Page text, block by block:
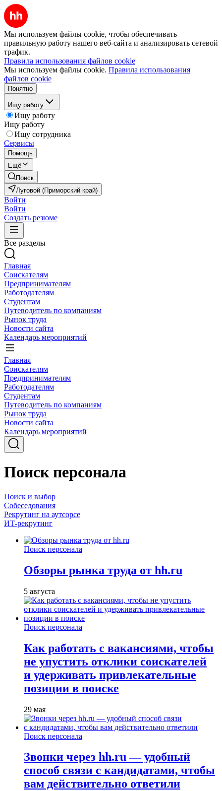
Мы используем файлы cookie, чтобы обеспечивать
правильную работу нашего веб-сайта и анализировать сетевой
трафик.
Правила использования файлов cookie
Мы используем файлы cookie. Правила использования
файлов cookie
Понятно
Ищу работу
Ищу работу
Ищу работу
Ищу сотрудника
Сервисы
Помощь
Ещё
Поиск
Луговой (Приморский край)
Войти
Войти
Создать резюме
Все разделы
Главная
Соискателям
Предпринимателям
Работодателям
Студентам
Путеводитель по компаниям
Рынок труда
Новости сайта
Календарь мероприятий
Главная
Соискателям
Предпринимателям
Работодателям
Студентам
Путеводитель по компаниям
Рынок труда
Новости сайта
Календарь мероприятий
Поиск персонала
Поиск и выбор
Собеседования
Рекрутинг на аутсорсе
ИТ-рекрутинг
Поиск персонала
Обзоры рынка труда от hh.ru
5 августа
Поиск персонала
Как работать с вакансиями, чтобы
не упустить отклики соискателей
и удерживать привлекательные
позиции в поиске
29 мая
Поиск персонала
Звонки через hh.ru — удобный
способ связи с кандидатами, чтобы
вам действительно ответили